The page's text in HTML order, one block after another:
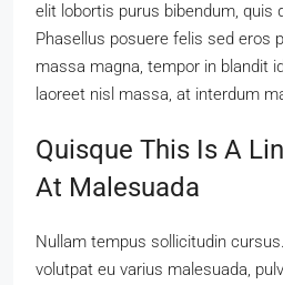
elit lobortis purus bibendum,
Phasellus posuere felis sed eros
massa magna, tempor in blandit
laoreet nisl massa, at interdum
Quisque This Is A
At Malesuada
Nullam tempus sollicitudin
volutpat eu varius malesuada,